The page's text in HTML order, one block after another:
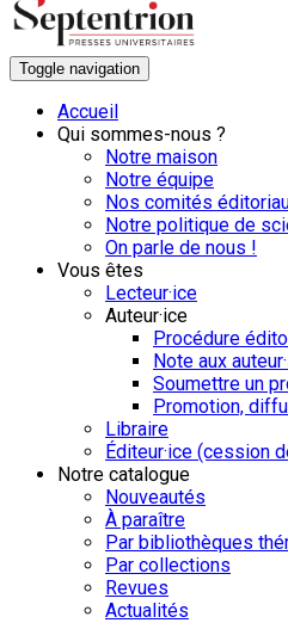
Toggle navigation
Accueil
Qui sommes-nous ?
Notre maison
Notre équipe
Nos comités
Notre politique de
On parle de nous !
Vous êtes
Lecteur·ice
Auteur·ice
Procédure
Note aux
Soumettre un
Promotion,
Libraire
Éditeur·ice (cession
Notre catalogue
Nouveautés
À paraître
Par bibliothèques
Par collections
Revues
Actualités